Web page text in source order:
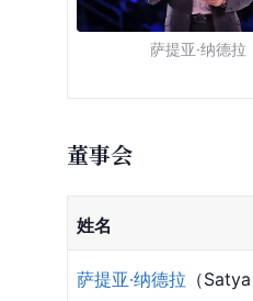
萨提亚·纳德拉
董事会
姓名
萨提亚·纳德拉 （